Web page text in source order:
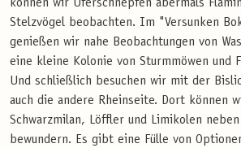
können wir Uferschnepfen abermals
Stelzvögel beobachten. Im "Versunken
genießen wir nahe Beobachtungen von
eine kleine Kolonie von Sturmmöwen und
Und schließlich besuchen wir mit der
auch die andere Rheinseite. Dort können
Schwarzmilan, Löffler und Limikolen
bewundern. Es gibt eine Fülle von